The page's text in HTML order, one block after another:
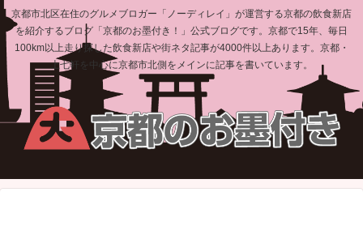
京都市北区在住のグルメブロガー「ノーディレイ」が運営する京都の飲食新店
を紹介するブログ「京都のお墨付き！」公式ブログです。京都で15年、毎日
100km以上走り探した飲食新店や街ネタ記事が4000件以上あります。京都・
上七軒を中心に京都市北側をメインに記事を書いています。